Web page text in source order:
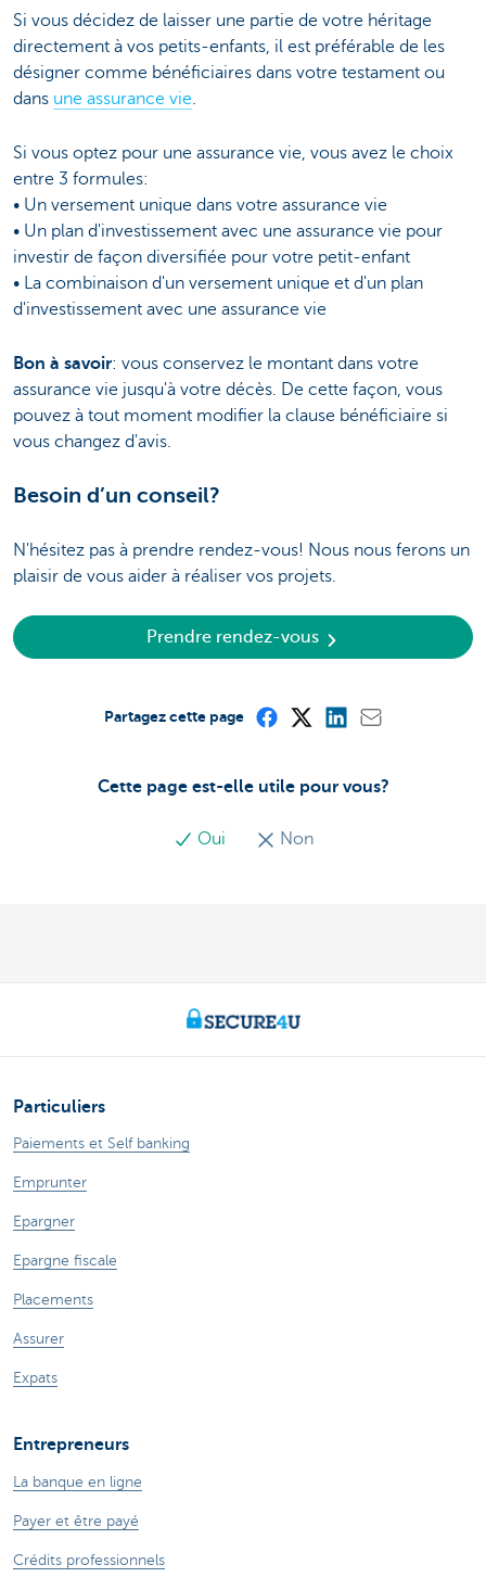
Si vous décidez de laisser une partie de votre héritage
directement à vos petits-enfants, il est préférable de les
désigner comme bénéficiaires dans votre testament ou
dans une assurance vie
Si vous optez pour une assurance vie, vous avez le choix
entre 3 formules:
• Un versement unique dans votre assurance vie
• Un plan d'investissement avec une assurance vie pour
investir de façon diversifiée pour votre petit-enfant
• La combinaison d'un versement unique et d'un plan
d'investissement avec une assurance vie
Bon à savoir: vous conservez le montant dans votre
assurance vie jusqu'à votre décès. De cette façon, vous
pouvez à tout moment modifier la clause bénéficiaire si
vous changez d'avis.
Besoin d’un conseil?
N'hésitez pas à prendre rendez-vous! Nous nous ferons un
plaisir de vous aider à réaliser vos projets.
Prendre rendez-vous
Cette page est-elle utile pour vous?
Oui Non
Partagez cette page
Particuliers
Paiements et Self banking
Emprunter
Epargner
Epargne fiscale
Placements
Assurer
Expats
Entrepreneurs
La banque en ligne
Payer et être payé
Crédits professionnels